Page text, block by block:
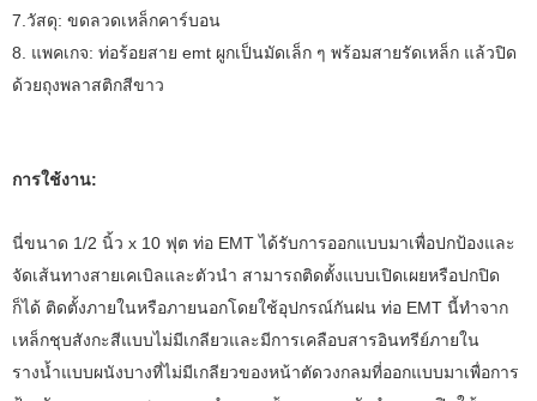
7.วัสดุ: ขดลวดเหล็กคาร์บอน
8. แพคเกจ: ท่อร้อยสาย emt ผูกเป็นมัดเล็ก ๆ พร้อมสายรัดเหล็ก แล้วปิด
ด้วยถุงพลาสติกสีขาว
การใช้งาน:
นี่ขนาด 1/2 นิ้ว x 10 ฟุต ท่อ EMT ได้รับการออกแบบมาเพื่อปกป้องและ
จัดเส้นทางสายเคเบิลและตัวนำ สามารถติดตั้งแบบเปิดเผยหรือปกปิด
ก็ได้ ติดตั้งภายในหรือภายนอกโดยใช้อุปกรณ์กันฝน ท่อ EMT นี้ทำจาก
เหล็กชุบสังกะสีแบบไม่มีเกลียวและมีการเคลือบสารอินทรีย์ภายใน
รางน้ำแบบผนังบางที่ไม่มีเกลียวของหน้าตัดวงกลมที่ออกแบบมาเพื่อการ